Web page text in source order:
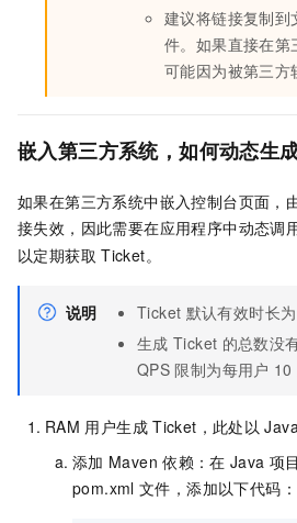
建议将链接复制到
件。如果直接在第
可能因为被第三方
嵌入第三方系统，如何动态生
如果在第三方系统中嵌入控制台页面，
接失效，因此需要在应用程序中动态调
以定期获取 Ticket。
说明 Ticket 默认有效时长为
生成 Ticket 的总数没
QPS 限制为每用户 10
RAM 用户生成 Ticket，此处以
添加 Maven 依赖：在 Java 项
pom.xml 文件，添加以下代码：